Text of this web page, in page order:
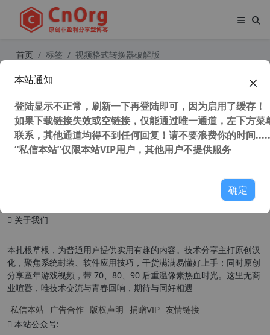
首页 标签 视频格式转换器破解版
快转免费视频格式转换器 v17.1.1官方
关于我们
本扎根草根，为普通用户提供实用有趣的内容。技术分享主打原创汉
化，聚焦系统封装、软件应用技巧，干货满满易懂好上手；同时原创
分享童年游戏视频，带 70、80、90 后重温像素热血时光。这里无商
业喧嚣，唯技术交流与青春回响，期待与同好相遇
私信本站 广告合作 版权声明 捐赠VIP 友情链接
本站公众号:
本站通知
登陆显示不正常，刷新一下再登陆即可，因为启用了缓存！
如果下载链接失效或空链接，仅能通过唯一通道，左下方菜
联系，其他通道均得不到任何回复！请不要浪费你的时间
“私信本站”仅限本站VIP用户，其他用户不提供服务
确定